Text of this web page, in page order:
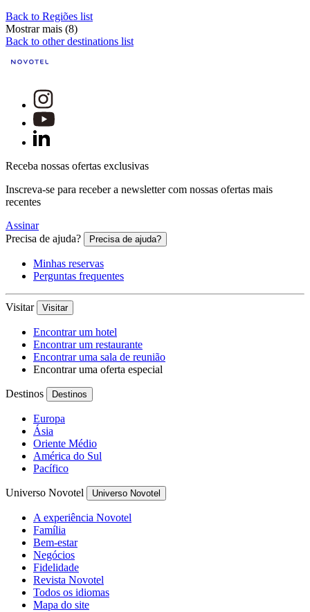
Back to Regiões list
Mostrar mais (8)
Back to other destinations list
Receba nossas ofertas exclusivas
Inscreva-se para receber a newsletter com nossas ofertas mais
recentes
Assinar
Precisa de ajuda?
Precisa de ajuda?
Minhas reservas
Perguntas frequentes
Visitar Visitar
Encontrar um hotel
Encontrar um restaurante
Encontrar uma sala de reunião
Encontrar uma oferta especial
Destinos Destinos
Europa
Ásia
Oriente Médio
América do Sul
Pacífico
Universo Novotel Universo Novotel
A experiência Novotel
Família
Bem-estar
Negócios
Fidelidade
Revista Novotel
Todos os idiomas
Mapa do site